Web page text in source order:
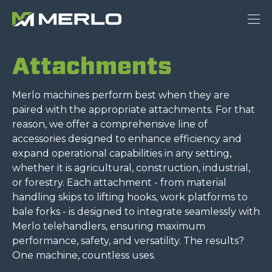
Attachments
Merlo machines perform best when they are
paired with the appropriate attachments. For that
reason, we offer a comprehensive line of
accessories designed to enhance efficiency and
expand operational capabilities in any setting,
whether it is agricultural, construction, industrial,
or forestry. Each attachment - from material
handling skips to lifting hooks, work platforms to
bale forks - is designed to integrate seamlessly with
Merlo telehandlers, ensuring maximum
performance, safety, and versatility. The results?
One machine, countless uses.